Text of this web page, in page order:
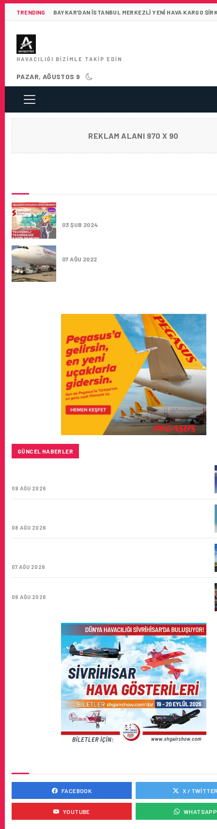
TRENDING BAYKAR’DAN İSTANBUL MERKEZLI YENI HAVA KARGO
HAVACILIĞI BIZIMLE TAKIP EDIN
PAZAR, AĞUSTOS 9
REKLAM ALANI 970 X 90
03 ŞUB 2024
07 AĞU 2022
GÜNCEL HABERLER
09 AĞU 2026
08 AĞU 2026
07 AĞU 2026
06 AĞU 2026
FACEBOOK X /
YOUTUBE WHATSAPP